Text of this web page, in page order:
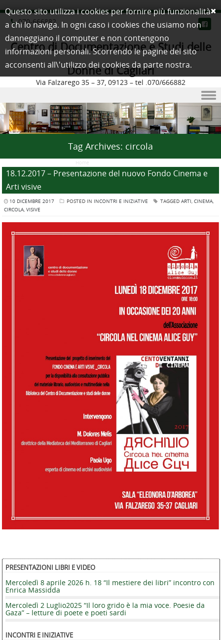
070-666882
Centro di Documentazione e Studi delle
Donne di Cagliari
Via Falzarego 35 – 37, 09123 – tel .070/666882
Skip to content
Tag Archives: circola
Home
18.12.2017 – Presentazione del nuovo Fondo Cinema e
Arti visive
10 DICEMBRE 2017 POSTED IN INCONTRI E INIZIATIVE TAGGED ARTI, CINEMA,
CIRCOLA, VISIVE
PRESENTAZIONI LIBRI E VIDEO
Mercoledì 8 aprile 2026 h. 18 “Il mestiere dei libri” incontro con
Enrica Massidda
Mercoledì 2 Luglio2025 “Il loro grido è la mia voce. Poesie da
Gaza” – letture di poete e poeti sardi
INCONTRI E INIZIATIVE
Questo sito utilizza i cookies per fornire più funzionalità
a chi lo naviga. In ogni caso i cookies che usiamo non
danneggiano il computer e non contengono
informazioni personali. Scorrendo le pagine del sito
acconsenti all\'utilizzo dei cookies da parte nostra.